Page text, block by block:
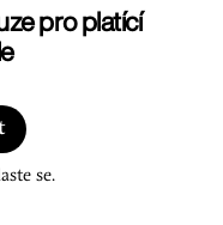
pro platící
se.